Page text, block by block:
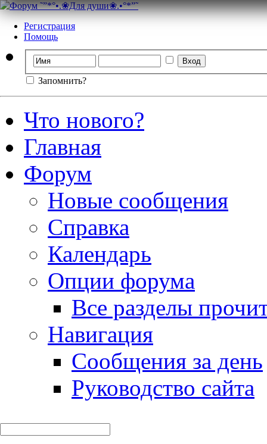
Регистрация
Помощь
Запомнить?
Что нового?
Главная
Форум
Новые сообщения
Справка
Календарь
Опции форума
Все разделы
Навигация
Сообщения за день
Руководство сайта